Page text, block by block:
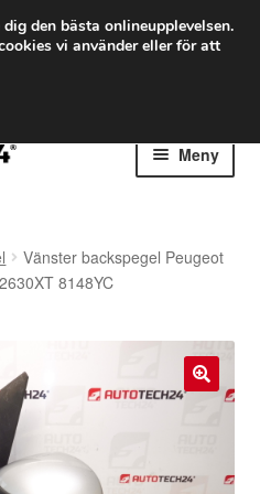
75 kr
frakt
713
Meny
Vänster backspegel Peugeot
8148YC
den bästa onlineupplevelsen.
vi använder eller för att